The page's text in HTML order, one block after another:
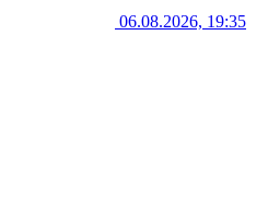
06.08.2026, 19:35